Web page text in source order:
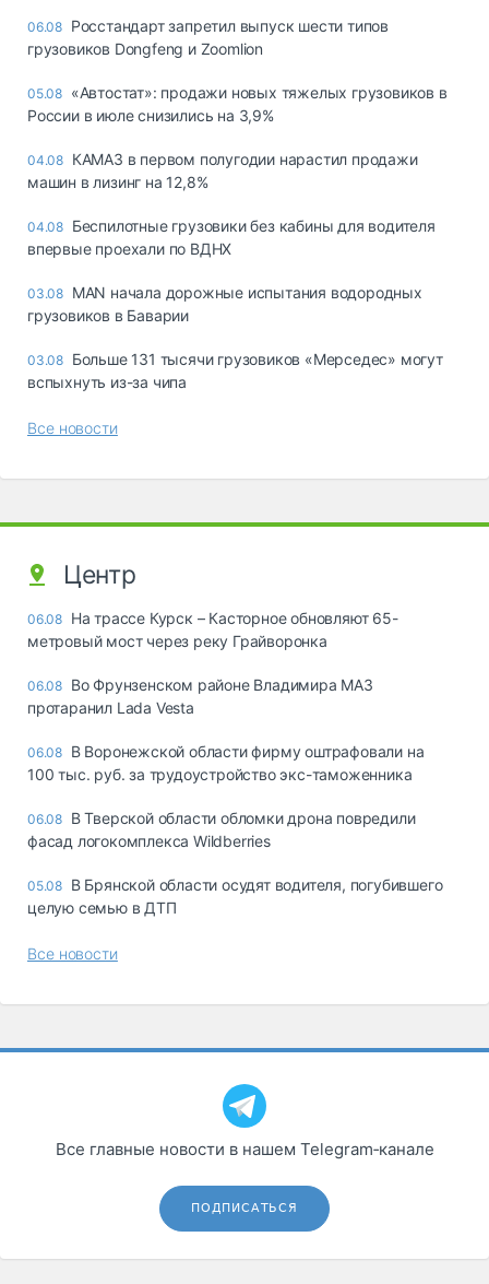
06.08 Росстандарт запретил выпуск шести типов
грузовиков Dongfeng и Zoomlion
05.08 «Автостат»: продажи новых тяжелых грузовиков в
России в июле снизились на 3,9%
04.08 КАМАЗ в первом полугодии нарастил продажи
машин в лизинг на 12,8%
04.08 Беспилотные грузовики без кабины для водителя
впервые проехали по ВДНХ
03.08 MAN начала дорожные испытания водородных
грузовиков в Баварии
03.08 Больше 131 тысячи грузовиков «Мерседес» могут
вспыхнуть из-за чипа
Все новости
Центр
06.08 На трассе Курск – Касторное обновляют 65-
метровый мост через реку Грайворонка
06.08 Во Фрунзенском районе Владимира МАЗ
протаранил Lada Vesta
06.08 В Воронежской области фирму оштрафовали на
100 тыс. руб. за трудоустройство экс-таможенника
06.08 В Тверской области обломки дрона повредили
фасад логокомплекса Wildberries
05.08 В Брянской области осудят водителя, погубившего
целую семью в ДТП
Все новости
Все главные новости в нашем Telegram‑канале
ПОДПИСАТЬСЯ